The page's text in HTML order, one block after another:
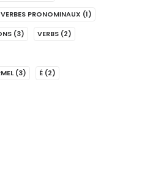
VERBES PRONOMINAUX (1)
(3) VERBS (2)
(3) É (2)